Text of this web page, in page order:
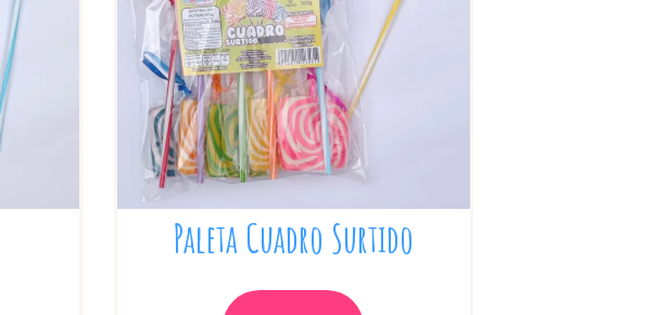
Paleta Cuadro Surtido